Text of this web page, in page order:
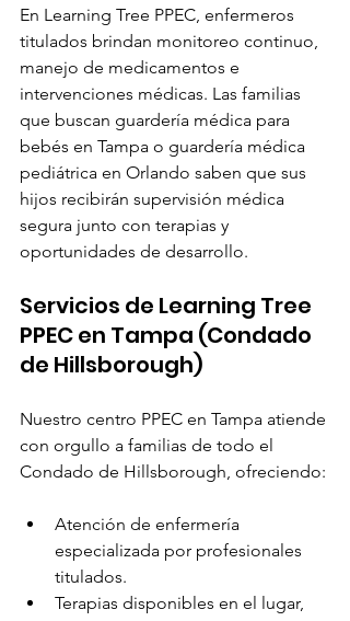
En Learning Tree PPEC, enfermeros
titulados brindan monitoreo continuo,
manejo de medicamentos e
intervenciones médicas. Las familias
que buscan guardería médica para
bebés en Tampa o guardería médica
pediátrica en Orlando saben que sus
hijos recibirán supervisión médica
segura junto con terapias y
oportunidades de desarrollo.
Servicios de Learning Tree
PPEC en Tampa (Condado
de Hillsborough)
Nuestro centro PPEC en Tampa atiende
con orgullo a familias de todo el
Condado de Hillsborough, ofreciendo:
Atención de enfermería
especializada por profesionales
titulados.
Terapias disponibles en el lugar,